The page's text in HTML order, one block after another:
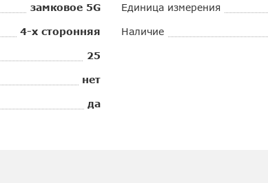
замковое 5G
4-х сторонняя
25
нет
да
Единица измерения
Наличие